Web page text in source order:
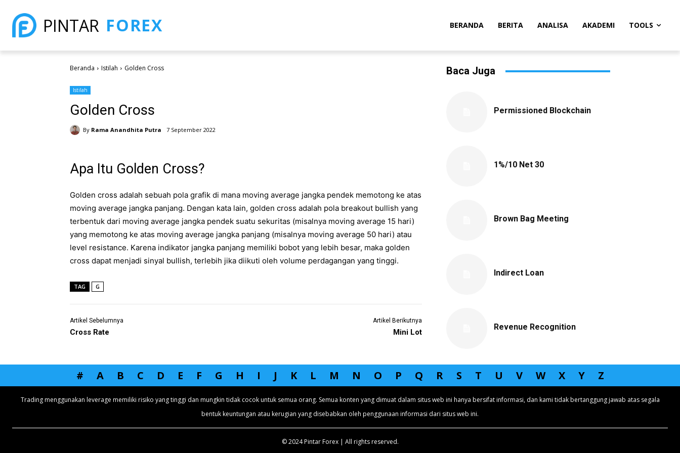
PINTAR FOREX BERANDA BERITA ANALISA AKADEMI TOOLS
Beranda Istilah Golden Cross
Istilah
Golden Cross
By Rama Anandhita Putra 7 September 2022
Apa Itu Golden Cross?
Golden cross adalah sebuah pola grafik di mana moving average jangka pendek memotong ke atas
moving average jangka panjang. Dengan kata lain, golden cross adalah pola breakout bullish yang
terbentuk dari moving average jangka pendek suatu sekuritas (misalnya moving average 15 hari)
yang memotong ke atas moving average jangka panjang (misalnya moving average 50 hari) atau
level resistance. Karena indikator jangka panjang memiliki bobot yang lebih besar, maka golden
cross dapat menjadi sinyal bullish, terlebih jika diikuti oleh volume perdagangan yang tinggi.
TAG G
Artikel Sebelumnya
Cross Rate
Artikel Berikutnya
Mini Lot
Baca Juga
Permissioned Blockchain
1%/10 Net 30
Brown Bag Meeting
Indirect Loan
Revenue Recognition
# A B C D E F G H I J K L M N O P Q R S T U V W X Y Z
Trading menggunakan leverage memiliki risiko yang tinggi dan mungkin tidak cocok untuk semua orang. Semua konten yang dimuat dalam situs web ini hanya bersifat informasi, dan kami tidak bertanggung jawab atas segala
bentuk keuntungan atau kerugian yang disebabkan oleh penggunaan informasi dari situs web ini.
© 2024 Pintar Forex | All rights reserved.